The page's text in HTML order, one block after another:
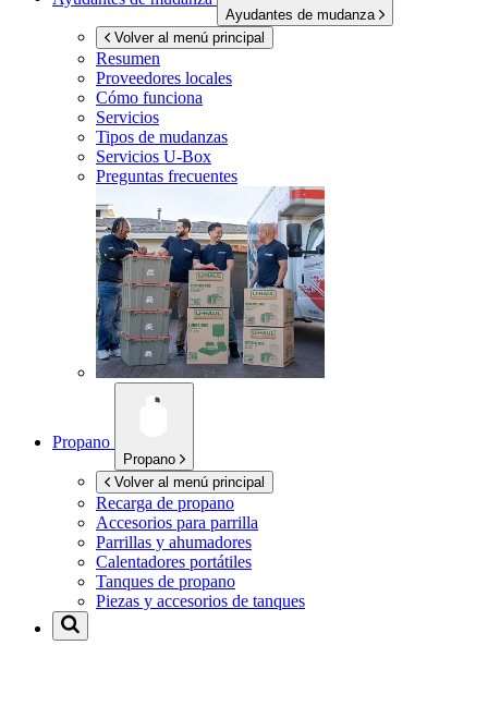
Ayudantes de mudanza
Volver al menú principal
Resumen
Proveedores locales
Cómo funciona
Servicios
Tipos de mudanzas
Servicios U-Box
Preguntas frecuentes
Propano
Propano
Volver al menú principal
Recarga de propano
Accesorios para parrilla
Parrillas y ahumadores
Calentadores portátiles
Tanques de propano
Piezas y accesorios de tanques